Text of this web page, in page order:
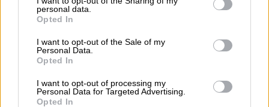
personal data.
Opted In
I want to opt-out of the Sale of my
Personal Data.
Opted In
I want to opt-out of processing my
Personal Data for Targeted Advertising.
Opted In
 Όχι στα επί πληρωμή απογευματινά χειρουργεία.
κλινική, νοσοκομείο, κέντρο υγείας. Να
επαναλειτουργήσουν πλήρως τα νοσοκομεία, το
σύνολο των δομών που έκλεισαν λόγω περικοπών.
 Εξασφάλιση από το κράτος της δωρεάν, πλήρους